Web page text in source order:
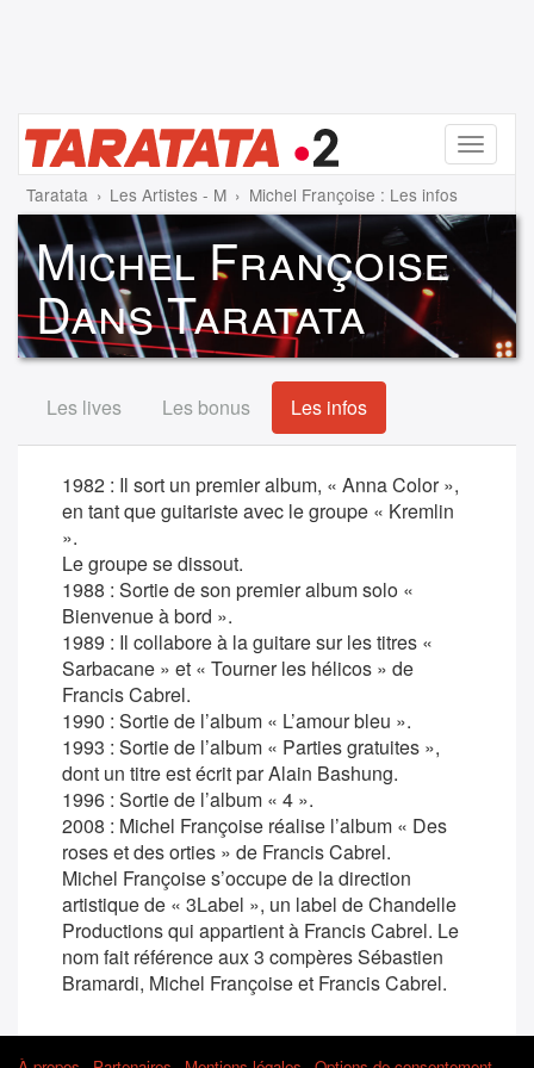
Menu
Taratata Les Artistes - M Michel Françoise : Les infos
Michel Françoise
Dans Taratata
Les lives Les bonus Les infos
1982 : Il sort un premier album, « Anna Color »,
en tant que guitariste avec le groupe « Kremlin
».
Le groupe se dissout.
1988 : Sortie de son premier album solo «
Bienvenue à bord ».
1989 : Il collabore à la guitare sur les titres «
Sarbacane » et « Tourner les hélicos » de
Francis Cabrel.
1990 : Sortie de l’album « L’amour bleu ».
1993 : Sortie de l’album « Parties gratuites »,
dont un titre est écrit par Alain Bashung.
1996 : Sortie de l’album « 4 ».
2008 : Michel Françoise réalise l’album « Des
roses et des orties » de Francis Cabrel.
Michel Françoise s’occupe de la direction
artistique de « 3Label », un label de Chandelle
Productions qui appartient à Francis Cabrel. Le
nom fait référence aux 3 compères Sébastien
Bramardi, Michel Françoise et Francis Cabrel.